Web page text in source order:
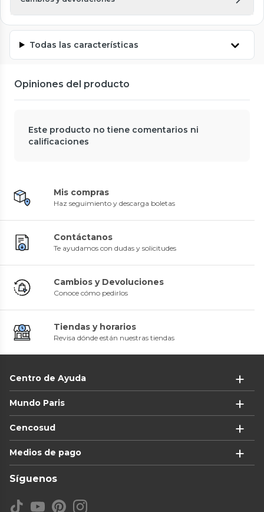
Todas las características
Opiniones del producto
Este producto no tiene comentarios ni
calificaciones
Mis compras
Haz seguimiento y descarga boletas
Contáctanos
Te ayudamos con dudas y solicitudes
Cambios y Devoluciones
Conoce cómo pedirlos
Tiendas y horarios
Revisa dónde están nuestras tiendas
Centro de Ayuda
Mundo Paris
Cencosud
Medios de pago
Síguenos